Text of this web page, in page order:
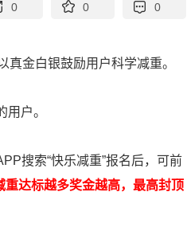
0 0 0
金白银鼓励用户科学减重。
户。
搜索“快乐减重”报名后，可前
达标越多奖金越高，最高封顶